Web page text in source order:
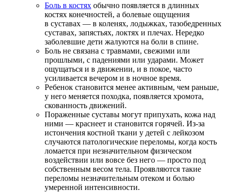
Боль в костях обычно появляется в длинных
костях конечностей, а болевые ощущения
в суставах — в коленях, лодыжках, тазобедренных
суставах, запястьях, локтях и плечах. Нередко
заболевшие дети жалуются на боли в спине.
Боль не связана с травмами, свежими или
прошлыми, с падениями или ударами. Может
ощущаться и в движении, и в покое, часто
усиливается вечером и в ночное время.
Ребенок становится менее активным, чем раньше,
у него меняется походка, появляется хромота,
скованность движений.
Пораженные суставы могут припухать, кожа над
ними — краснеет и становится горячей. Из-за
истончения костной ткани у детей с лейкозом
случаются патологические переломы, когда кость
ломается при незначительном физическом
воздействии или вовсе без него — просто под
собственным весом тела. Проявляются такие
переломы незначительным отеком и болью
умеренной интенсивности.